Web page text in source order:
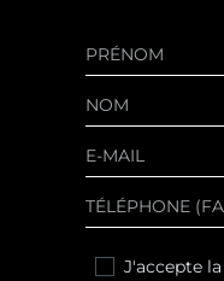
J'accepte la